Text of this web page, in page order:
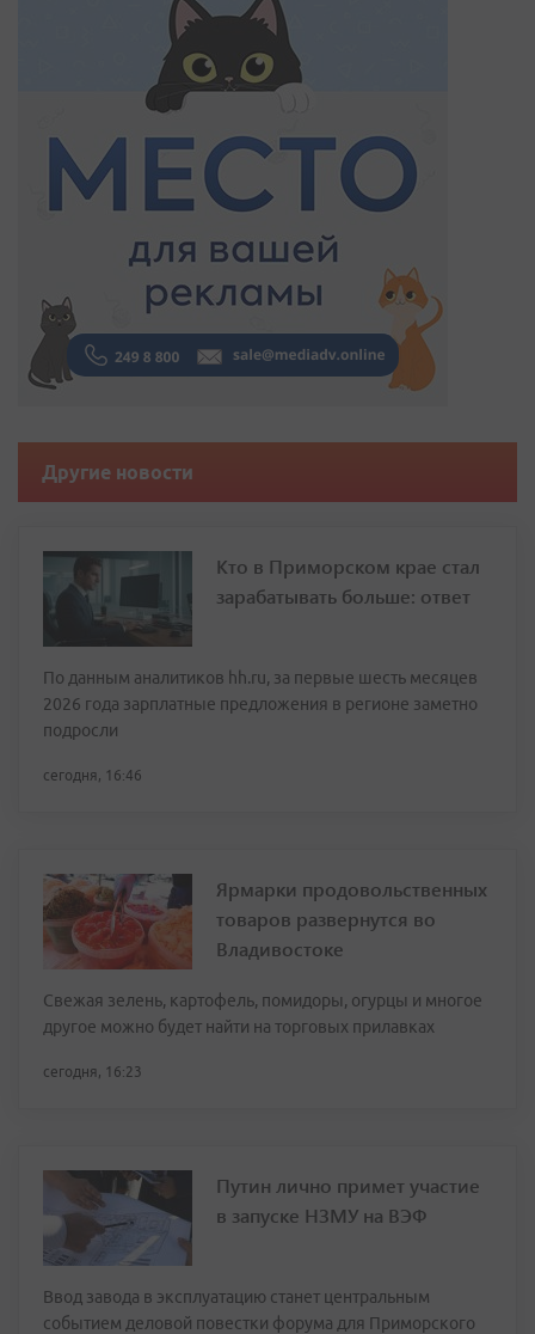
Другие новости
Кто в Приморском крае стал
зарабатывать больше: ответ
По данным аналитиков hh.ru, за первые шесть месяцев
2026 года зарплатные предложения в регионе заметно
подросли
сегодня, 16:46
Ярмарки продовольственных
товаров развернутся во
Владивостоке
Свежая зелень, картофель, помидоры, огурцы и многое
другое можно будет найти на торговых прилавках
сегодня, 16:23
Путин лично примет участие
в запуске НЗМУ на ВЭФ
Ввод завода в эксплуатацию станет центральным
событием деловой повестки форума для Приморского